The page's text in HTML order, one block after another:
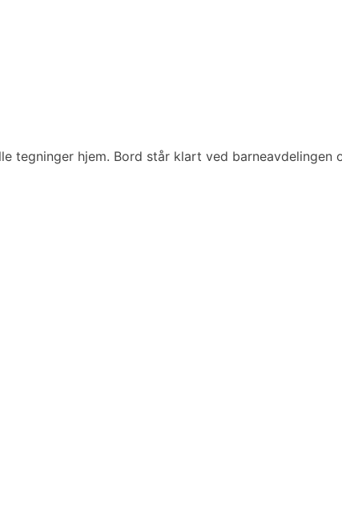
tegninger hjem. Bord står klart ved